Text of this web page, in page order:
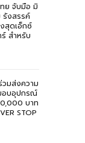
ทย จับมือ มิ
รังสรรค์
สุดเอ็กซ์
สำหรับ
วมส่งความ
อบอุปกรณ์
บาท
STOP